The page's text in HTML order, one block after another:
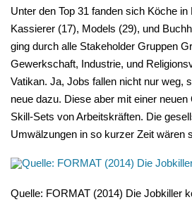
Unter den Top 31 fanden sich Köche
Kassierer (17), Models (29), und
ging durch alle Stakeholder Gruppen
Gewerkschaft, Industrie, und
Vatikan. Ja, Jobs fallen nicht nur weg,
neue dazu. Diese aber mit einer neuen
Skill-Sets von Arbeitskräften. Die
Umwälzungen in so kurzer Zeit wären
Quelle: FORMAT (2014) Die Jobkiller